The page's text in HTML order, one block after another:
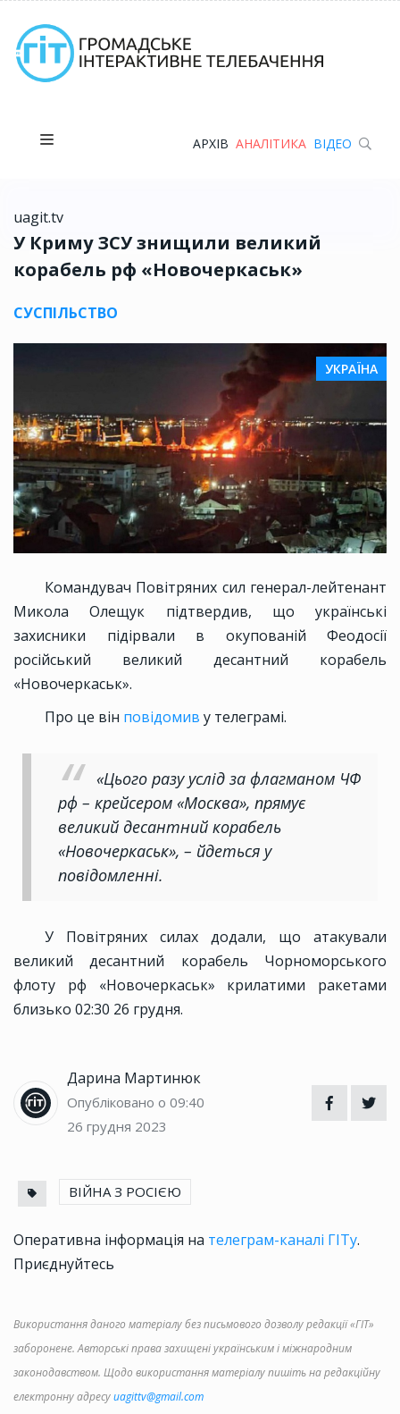
АРХІВ АНАЛІТИКА ВІДЕО
uagit.tv
У Криму ЗСУ знищили великий
корабель рф «Новочеркаськ»
СУСПІЛЬСТВО
УКРАЇНА
Командувач Повітряних сил генерал-лейтенант
Микола Олещук підтвердив, що українські
захисники підірвали в окупованій Феодосії
російський великий десантний корабель
«Новочеркаськ».
Про це він повідомив у телеграмі.
«Цього разу услід за флагманом ЧФ
рф – крейсером «Москва», прямує
великий десантний корабель
«Новочеркаськ», – йдеться у
повідомленні.
У Повітряних силах додали, що атакували
великий десантний корабель Чорноморського
флоту рф «Новочеркаськ» крилатими ракетами
близько 02:30 26 грудня.
Дарина Мартинюк
Опубліковано о 09:40
26 грудня 2023
ВІЙНА З РОСІЄЮ
Оперативна інформація на телеграм-каналі ГІТу.
Приєднуйтесь
Використання даного матеріалу без письмового дозволу редакції «ГІТ»
заборонене. Авторські права захищені українським і міжнародним
законодавством. Щодо використання матеріалу пишіть на редакційну
електронну адресуuagittv@gmail.com